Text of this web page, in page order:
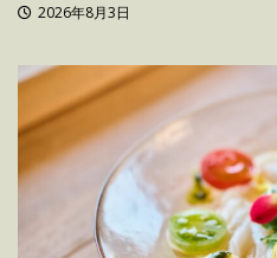
2026年8月3日